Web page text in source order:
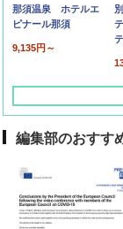
那須温泉 ホテルエ
ピナール那須
9,135円～
編集部のおすす